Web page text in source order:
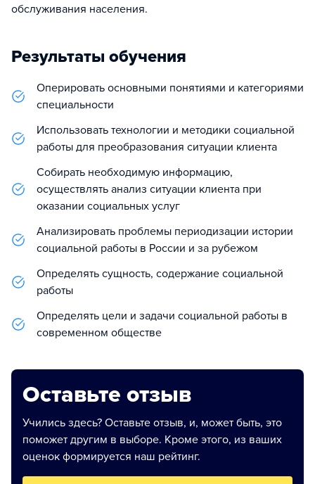
обслуживания населения.
Результаты обучения
Оперировать основными понятиями и категориями
специальности
Использовать технологии и методики социальной
работы для преобразования ситуации клиента
Собирать необходимую информацию,
осуществлять анализ ситуации клиента при
оказании социальных услуг
Анализировать проблемы периодизации истории
социальной работы в России и за рубежом
Определять сущность, содержание социальной
работы
Определять цели и задачи социальной работы в
современном обществе
Оставьте отзыв
Учились здесь? Оставьте отзыв, и, может быть, это
поможет другим в выборе. Кроме этого, из ваших
оценок формируется наш рейтинг.